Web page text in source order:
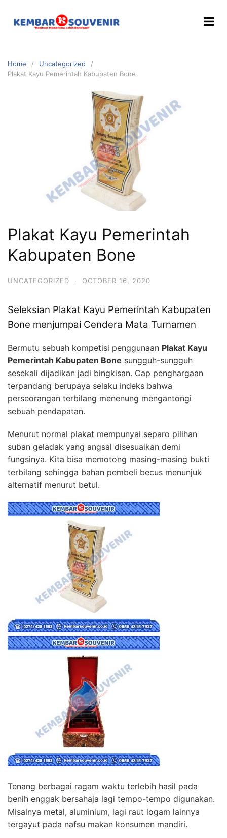
Home
Uncategorized
Plakat Kayu Pemerintah Kabupaten Bone
Plakat Kayu Pemerintah
Kabupaten Bone
UNCATEGORIZED · OCTOBER 16, 2020
Seleksian Plakat Kayu Pemerintah Kabupaten
Bone menjumpai Cendera Mata Turnamen
Bermutu sebuah kompetisi penggunaan Plakat Kayu
Pemerintah Kabupaten Bone sungguh-sungguh
sesekali dijadikan jadi bingkisan. Cap penghargaan
terpandang berupaya selaku indeks bahwa
perseorangan terbilang menenung mengantongi
sebuah pendapatan.
Menurut normal plakat mempunyai separo pilihan
suban geladak yang angsal disesuaikan demi
fungsinya. Kita bisa memotong masing-masing bukti
terbilang sehingga bahan pembeli becus menunjuk
alternatif menurut betul.
Tenang berbagai ragam waktu terlebih hasil pada
benih enggak bersahaja lagi tempo-tempo digunakan.
Misalnya metal, aluminium, lagi raut logam lainnya
tergayut pada nafsu makan konsumen mandiri.